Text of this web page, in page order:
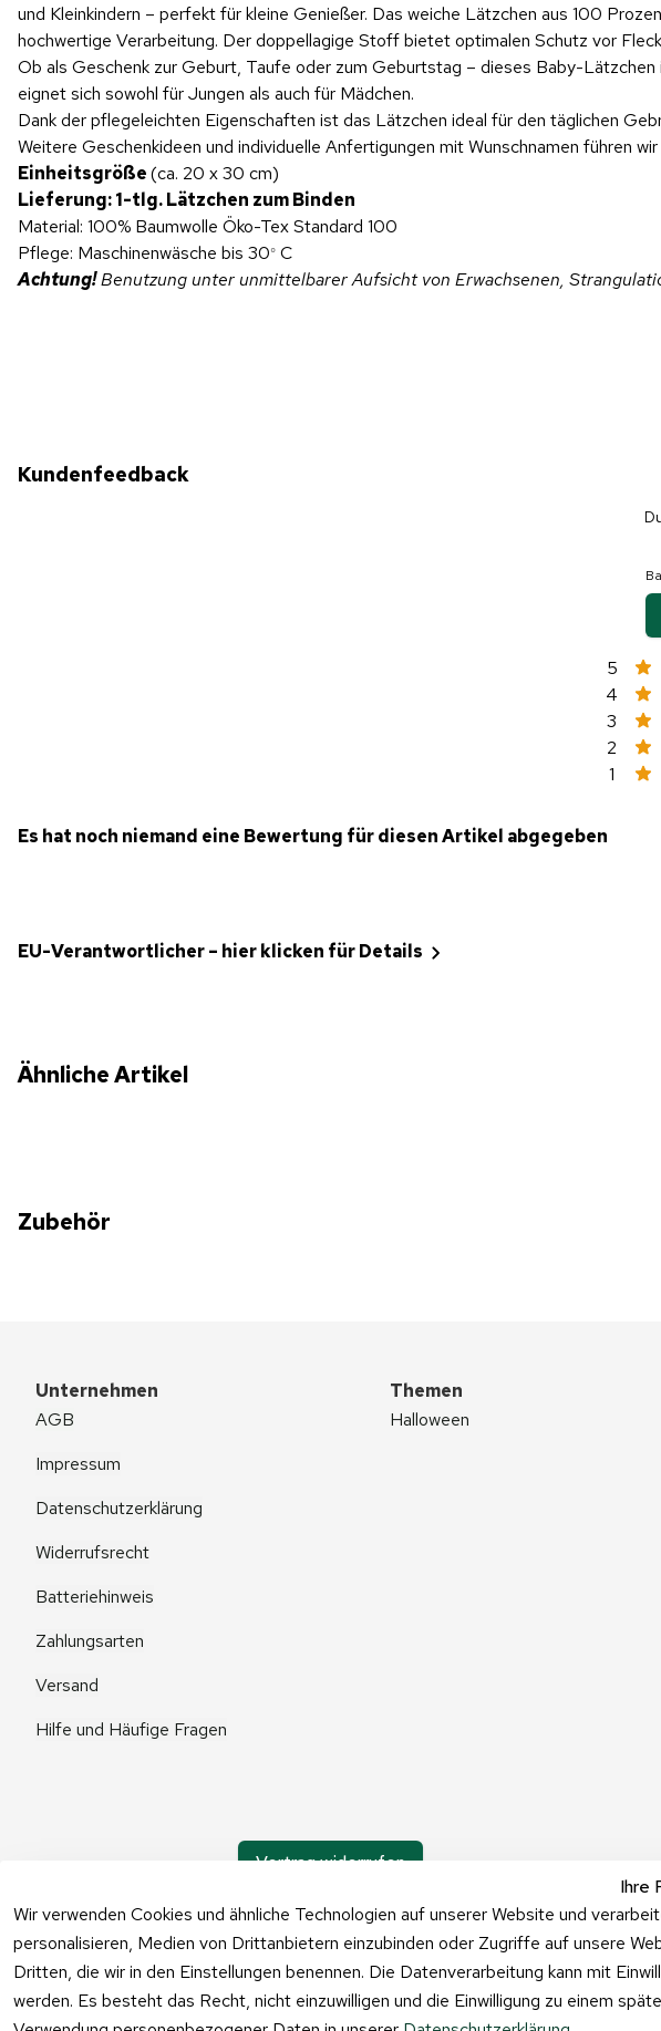
und Kleinkindern – perfekt für kleine Genießer. Das weiche Lätzchen aus 100
hochwertige Verarbeitung. Der doppellagige Stoff bietet optimalen Schutz vor
Ob als Geschenk zur Geburt, Taufe oder zum Geburtstag – dieses Baby-
eignet sich sowohl für Jungen als auch für Mädchen.
Dank der pflegeleichten Eigenschaften ist das Lätzchen ideal für den täglichen
Weitere Geschenkideen und individuelle Anfertigungen mit Wunschnamen führen
Einheitsgröße(ca. 20 x 30 cm)
Lieferung: 1-tlg. Lätzchen zum Binden
Material: 100% Baumwolle Öko-Tex Standard 100
Pflege: Maschinenwäsche bis 30° C
Achtung!Benutzung unter unmittelbarer Aufsicht von Erwachsenen,
Kundenfeedback
5
4
3
2
1
Es hat noch niemand eine Bewertung für diesen Artikel abgegeben
EU-Verantwortlicher – hier klicken für Details
Ähnliche Artikel
Zubehör
Ihre
Wir verwenden Cookies und ähnliche Technologien auf unserer Website und
personalisieren, Medien von Drittanbietern einzubinden oder Zugriffe auf unsere
Dritten, die wir in den Einstellungen benennen. Die Datenverarbeitung kann mit
werden. Es besteht das Recht, nicht einzuwilligen und die Einwilligung zu einem
Unternehmen
AGB
Impressum
Datenschutzerklärung
Widerrufsrecht
Batteriehinweis
Zahlungsarten
Versand
Hilfe und Häufige Fragen
Themen
Halloween
Vertrag widerrufen